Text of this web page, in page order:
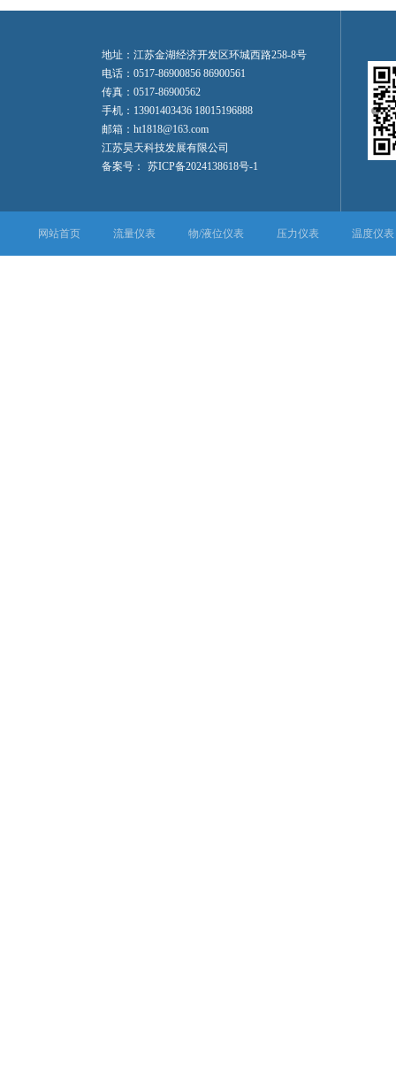
地址：江苏金湖经济开发区环城西路258-8号
电话：0517-86900856 86900561
传真：0517-86900562
手机：13901403436 18015196888
邮箱：ht1818@163.com
江苏昊天科技发展有限公司
备案号：
苏ICP备2024138618号-1
网站首页 流量仪表 物/液位仪表 压力仪表 温度仪表